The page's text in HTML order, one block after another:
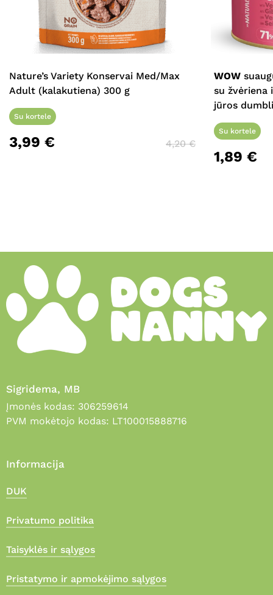
Nature’s Variety Konservai Med/Max
Adult (kalakutiena) 300 g
Su kortele
3,99 € 4,20€
WOW
su žvėriena
jūros
Su kortele
1,89 €
Sigridema, MB
Įmonės kodas: 306259614
PVM mokėtojo kodas: LT100015888716
Informacija
DUK
Privatumo politika
Taisyklės ir sąlygos
Pristatymo ir apmokėjimo sąlygos